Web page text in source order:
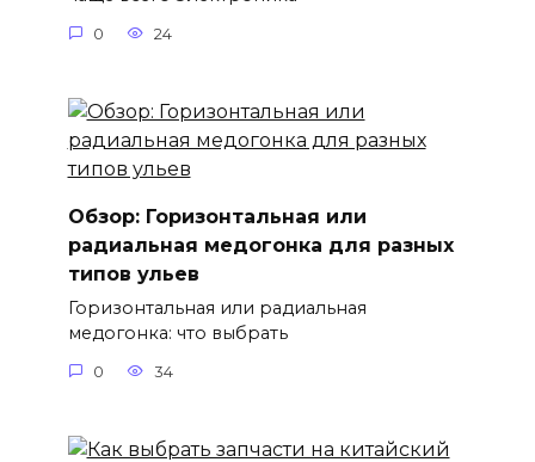
0 24
Обзор: Горизонтальная или
радиальная медогонка для разных
типов ульев
Горизонтальная или радиальная
медогонка: что выбрать
0 34